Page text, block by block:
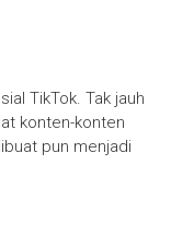
TikTok. Tak jauh
konten-konten
pun menjadi